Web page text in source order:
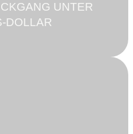
UNTER
DOLLAR